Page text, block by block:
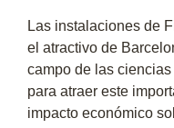
Las instalaciones de
el atractivo de
campo de las
para atraer este
impacto económico